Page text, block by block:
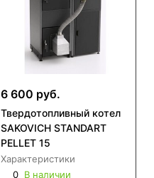
6 600 руб.
Твердотопливный котел
SAKOVICH STANDART
PELLET 15
Характеристики
0 В наличии